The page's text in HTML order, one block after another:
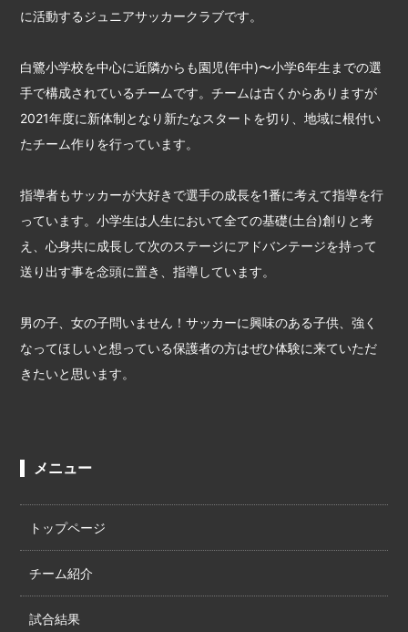
に活動するジュニアサッカークラブです。
白鷺小学校を中心に近隣からも園児(年中)〜小学6年生までの選
手で構成されているチームです。チームは古くからありますが
2021年度に新体制となり新たなスタートを切り、地域に根付い
たチーム作りを行っています。
指導者もサッカーが大好きで選手の成長を1番に考えて指導を行
っています。小学生は人生において全ての基礎(土台)創りと考
え、心身共に成長して次のステージにアドバンテージを持って
送り出す事を念頭に置き、指導しています。
男の子、女の子問いません！サッカーに興味のある子供、強く
なってほしいと想っている保護者の方はぜひ体験に来ていただ
きたいと思います。
メニュー
トップページ
チーム紹介
試合結果